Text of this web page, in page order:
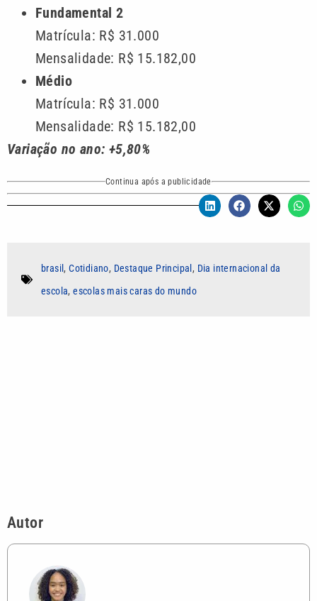
Fundamental 2
Matrícula: R$ 31.000
Mensalidade: R$ 15.182,00
Médio
Matrícula: R$ 31.000
Mensalidade: R$ 15.182,00
Variação no ano: +5,80%
Continua após a publicidade
brasil,Cotidiano, Destaque Principal , Dia internacional da
escola,escolas mais caras do mundo
Paulista em 2023, com experiência em
apresentação e cobertura de matérias
jornalísticas em diferentes formatos.